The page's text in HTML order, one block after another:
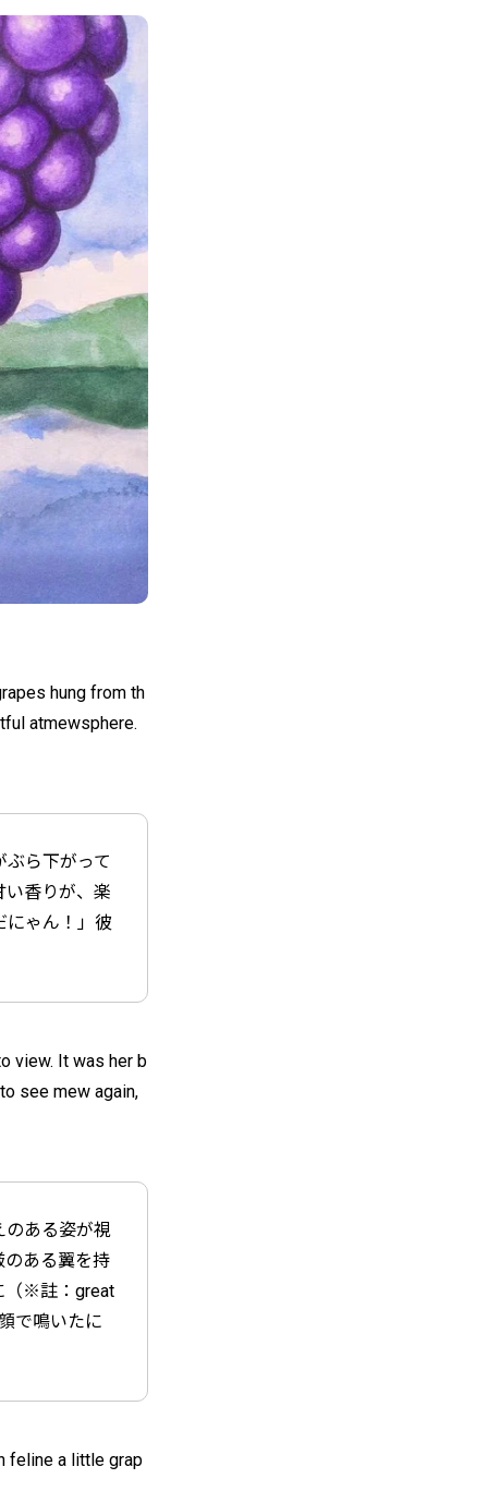
hung from th
atmewsphere.
ら下がって
い香りが、楽
にゃん！」彼
view. It was her b
see mew again,
のある姿が視
のある翼を持
（※註：great
で鳴いたに
feline a little grap